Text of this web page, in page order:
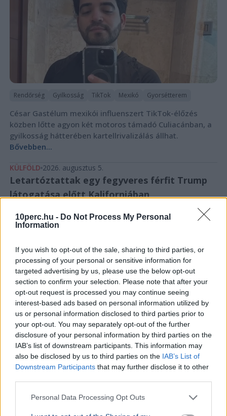
10perc.hu - Do Not Process My Personal
Information
If you wish to opt-out of the sale, sharing to third parties, or
processing of your personal or sensitive information for
targeted advertising by us, please use the below opt-out
section to confirm your selection. Please note that after your
opt-out request is processed you may continue seeing
interest-based ads based on personal information utilized by
us or personal information disclosed to third parties prior to
your opt-out. You may separately opt-out of the further
disclosure of your personal information by third parties on the
IAB’s list of downstream participants. This information may
also be disclosed by us to third parties on the IAB’s List of
Downstream Participants that may further disclose it to other
Personal Data Processing Opt Outs
Rendőrség Gyilkosság TikTok Mexikó Gyorsétterem
César Gastélum mexikói influenszert TikTok-élőzés
közben lőtte agyon két motoros támadó Culiacánban, a
gyilkosság hátterében kartellrivalizálás állhat.
Bővebben...
KÜLFÖLD 2026. augusztus 5.
Letartóztattak egy fegyveres férfit Trump
látogatása előtt Kaliforniában
USA Donald Trump
látogatása előtt.Bővebben...